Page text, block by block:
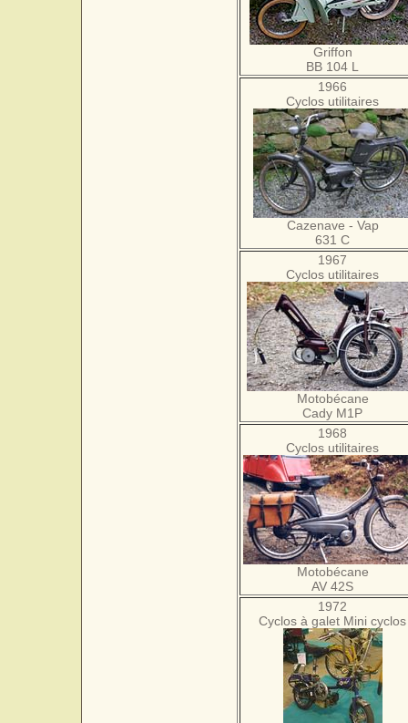
Griffon
BB 104 L
1966
Cyclos utilitaires
Cazenave - Vap
631 C
1967
Cyclos utilitaires
Motobécane
Cady M1P
1968
Cyclos utilitaires
Motobécane
AV 42S
1972
Cyclos à galet Mini cyclos